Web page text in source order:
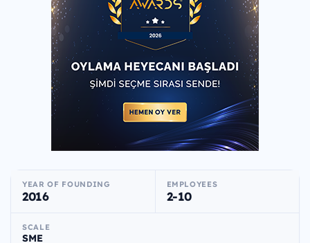
YEAR OF FOUNDING
2016
EMPLOYEES
2-10
SCALE
SME